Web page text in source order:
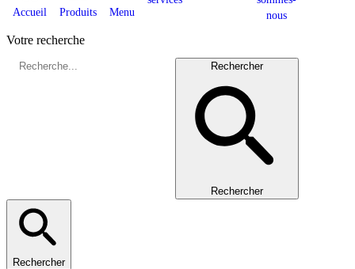
Accueil Produits Menu
nous
Votre recherche
Rechercher
Rechercher
Rechercher